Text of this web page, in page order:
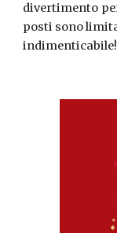
divertimento
posti sono
indimenticabile!